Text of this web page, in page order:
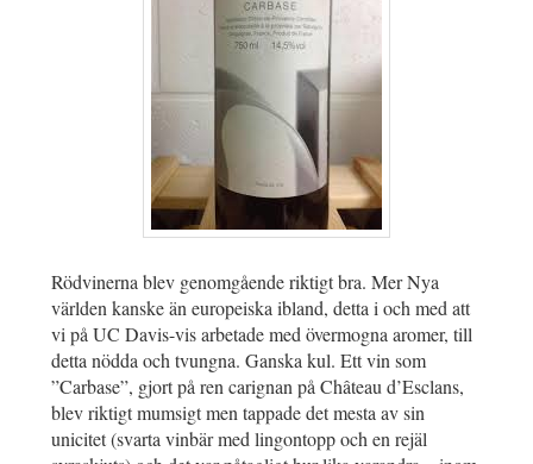
Rödvinerna blev genomgående riktigt bra. Mer Nya
världen kanske än europeiska ibland, detta i och med att
vi på UC Davis-vis arbetade med övermogna aromer, till
detta nödda och tvungna. Ganska kul. Ett vin som
”Carbase”, gjort på ren carignan på Château d’Esclans,
blev riktigt mumsigt men tappade det mesta av sin
unicitet (svarta vinbär med lingontopp och en rejäl